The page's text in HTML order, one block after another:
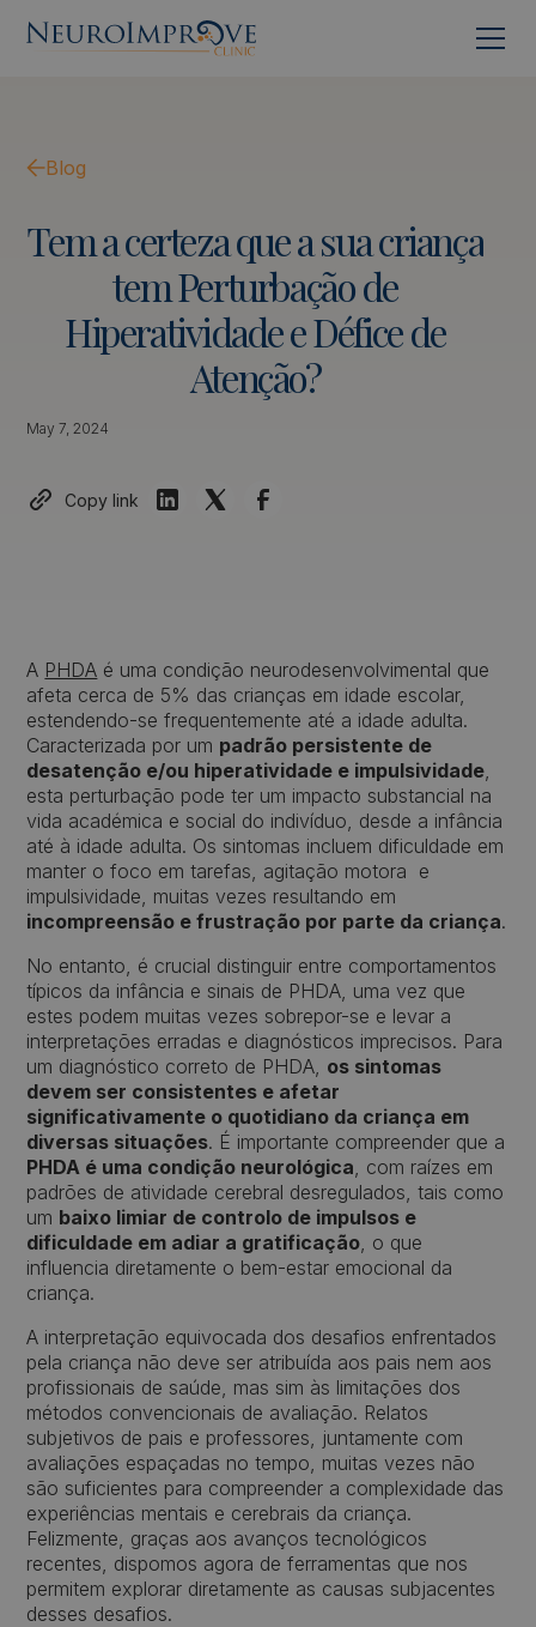
Blog
Temacertezaqueasuacriança
temPerturbaçãode
HiperatividadeeDéficede
Atenção?
May 7, 2024
Copy link
A PHDA é uma condição neurodesenvolvimental que
afeta cerca de 5% das crianças em idade escolar,
estendendo-se frequentemente até a idade adulta.
Caracterizada por um padrão persistente de
desatenção e/ou hiperatividade e impulsividade,
esta perturbação pode ter um impacto substancial na
vida académica e social do indivíduo, desde a infância
até à idade adulta. Os sintomas incluem dificuldade em
manter o foco em tarefas, agitação motora e
impulsividade, muitas vezes resultando em
incompreensão e frustração por parte da criança.
No entanto, é crucial distinguir entre comportamentos
típicos da infância e sinais de PHDA, uma vez que
estes podem muitas vezes sobrepor-se e levar a
interpretações erradas e diagnósticos imprecisos. Para
um diagnóstico correto de PHDA, os sintomas
devem ser consistentes e afetar
significativamente o quotidiano da criança em
diversas situações. É importante compreender que a
PHDA é uma condição neurológica, com raízes em
padrões de atividade cerebral desregulados, tais como
um baixo limiar de controlo de impulsos e
dificuldade em adiar a gratificação, o que
influencia diretamente o bem-estar emocional da
criança.
A interpretação equivocada dos desafios enfrentados
pela criança não deve ser atribuída aos pais nem aos
profissionais de saúde, mas sim às limitações dos
métodos convencionais de avaliação. Relatos
subjetivos de pais e professores, juntamente com
avaliações espaçadas no tempo, muitas vezes não
são suficientes para compreender a complexidade das
experiências mentais e cerebrais da criança.
Felizmente, graças aos avanços tecnológicos
recentes, dispomos agora de ferramentas que nos
permitem explorar diretamente as causas subjacentes
desses desafios.